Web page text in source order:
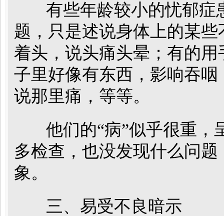
有些年龄较小的忧郁症
题，只是述说身体上的某
着头，说头痛头晕；有的
子里好像有东西，影响吞
说那里痛，等等。
他们的“病”似乎很重，
多检查，也没发现什么问
象。
三、易受不良暗示